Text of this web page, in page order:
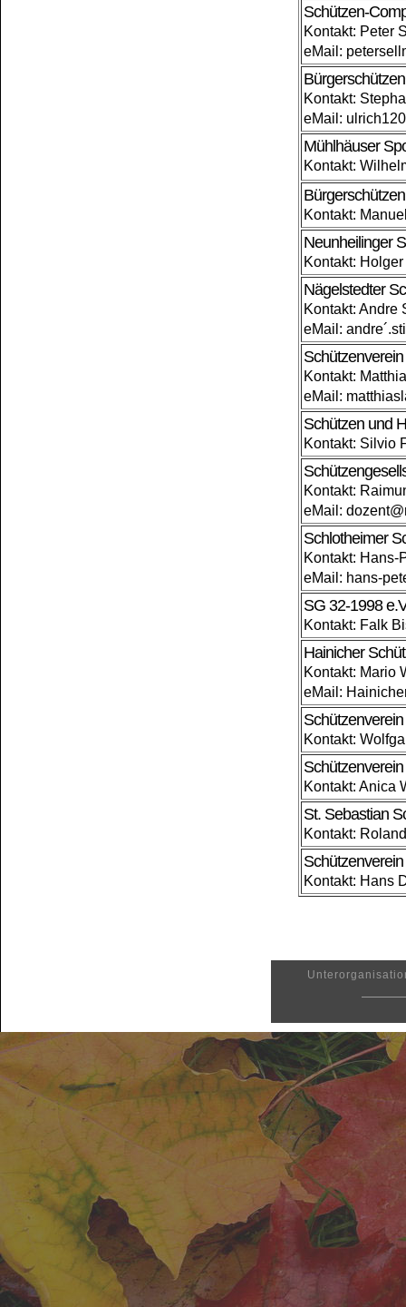
Schützen-
Kontakt: Peter
eMail:
Kontakt:
eMail:
Mühlhäuser
Kontakt:
Kontakt:
Neunheilinger
Kontakt:
Nägelstedter
Kontakt: Andre
eMail:
Kontakt:
eMail:
Schützen und
Kontakt: Silvio
Kontakt:
eMail:
Schlotheimer
Kontakt: Hans-
eMail: hans-
SG 32-1998
Kontakt: Falk
Hainicher
Kontakt: Mario
eMail:
Kontakt:
Kontakt: Anica
St. Sebastian
Kontakt:
Kontakt: Hans